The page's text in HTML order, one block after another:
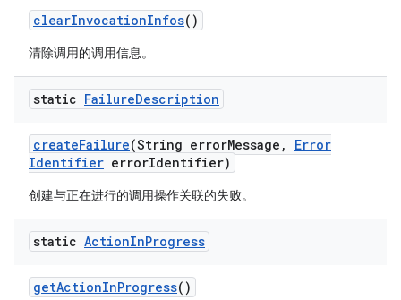
clearInvocationInfos()
清除调用的调用信息。
static FailureDescription
createFailure(String errorMessage ,
Error
Identifier errorIdentifier)
创建与正在进行的调用操作关联的失败。
static ActionInProgress
getActionInProgress()